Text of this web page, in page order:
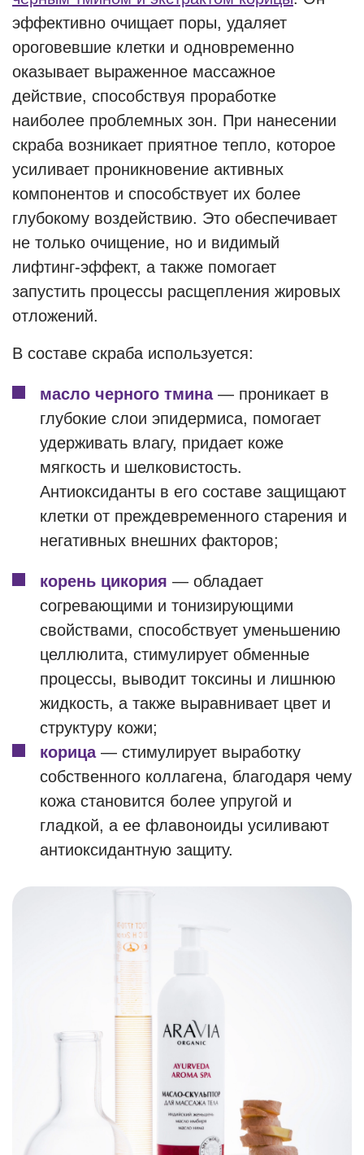
эффективно очищает поры, удаляет
ороговевшие клетки и одновременно
оказывает выраженное массажное
действие, способствуя проработке
наиболее проблемных зон. При нанесении
скраба возникает приятное тепло, которое
усиливает проникновение активных
компонентов и способствует их более
глубокому воздействию. Это обеспечивает
не только очищение, но и видимый
лифтинг-эффект, а также помогает
запустить процессы расщепления жировых
отложений.
В составе скраба используется:
масло черного тмина— проникает в
глубокие слои эпидермиса, помогает
удерживать влагу, придает коже
мягкость и шелковистость.
Антиоксиданты в его составе защищают
клетки от преждевременного старения и
негативных внешних факторов;
корень цикория — обладает
согревающими и тонизирующими
свойствами, способствует уменьшению
целлюлита, стимулирует обменные
процессы, выводит токсины и лишнюю
жидкость, а также выравнивает цвет и
структуру кожи;
корица— стимулирует выработку
собственного коллагена, благодаря чему
кожа становится более упругой и
гладкой, а ее флавоноиды усиливают
антиоксидантную защиту.